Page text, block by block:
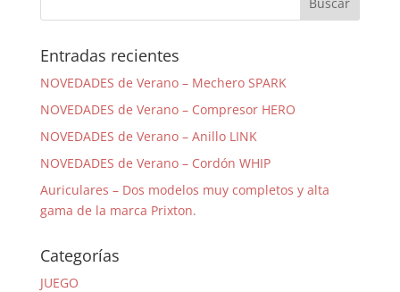
Entradas recientes
NOVEDADES de Verano – Mechero SPARK
NOVEDADES de Verano – Compresor HERO
NOVEDADES de Verano – Anillo LINK
NOVEDADES de Verano – Cordón WHIP
Auriculares – Dos modelos muy completos y alta
gama de la marca Prixton.
Categorías
JUEGO